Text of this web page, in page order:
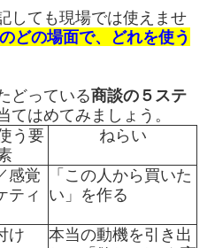
しても現場では使えませ
どの場面で、どれを使う
どっている商談の５ステ
てはめてみましょう。
う要
ねらい
感覚
ティ
「この人から買いた
い」を作る
け
本当の動機を引き出